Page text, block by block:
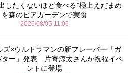
したくないほど食べる”極上えだまめ
を森のビアガーデンで実食
2026/08/05 11:06
ズ×ウルトラマンの新フレーバー「ガ
ター」発表 片寄涼太さんが祝福イベ
ントに登場